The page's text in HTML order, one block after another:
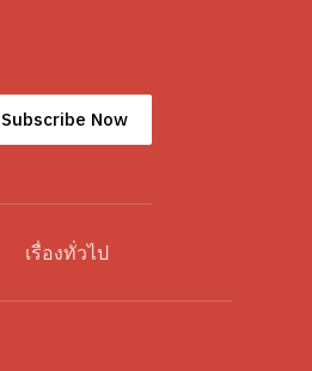
Subscribe Now
เรื่องทั่วไป